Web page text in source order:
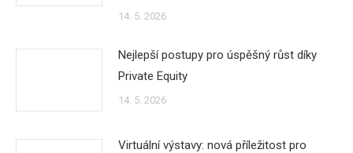
14. 5. 2026
Nejlepší postupy pro úspěšný růst díky
Private Equity
14. 5. 2026
Virtuální výstavy: nová příležitost pro